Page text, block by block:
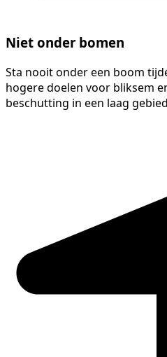
Niet onder bomen
Sta nooit onder een boom
hogere doelen voor bliksem
beschutting in een laag